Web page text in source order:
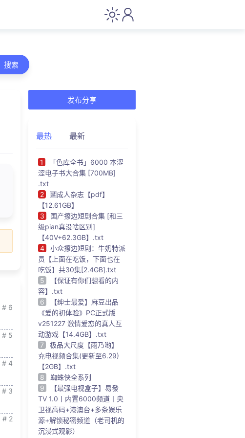
搜索
# 6
# 5
# 4
# 3
# 2
发布分享
最热 最新
1
「色库全书」6000 本涩
涩电子书大合集 [700MB]
.txt
2
🈲成人杂志【pdf】
【12.61GB】
3
国产擦边短剧合集 [和三
级pian真没啥区别]
【40V+62.3GB】.txt
4
小众擦边短剧：牛奶特派
员【上面在吃饭，下面也在
吃饭】共30集[2.4GB].txt
5
【保证有你们想看的内
容】.txt
6
【绅士最爱】麻豆出品
《爱的初体验》PC正式版
v251227 激情爱恋的真人互
动游戏【14.4GB】.txt
7
极品大尺度【雨乃哟】
充电视频合集(更新至6.29)
【2GB】.txt
8
蜘蛛侠全系列
9
【最强电视盒子】易發
TV 1.0丨内置6000频道丨央
卫视高码+港澳台+多条娱乐
源+解锁秘密频道（老司机的
沉浸式观影）